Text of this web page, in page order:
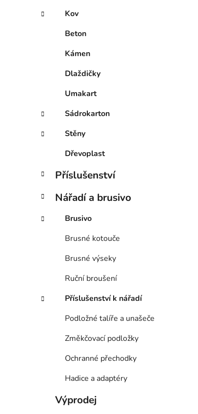
Kov
Beton
Kámen
Dlaždičky
Umakart
Sádrokarton
Stěny
Dřevoplast
Příslušenství
Nářadí a brusivo
Brusivo
Brusné kotouče
Brusné výseky
Ruční broušení
Příslušenství k nářadí
Podložné talíře a unašeče
Změkčovací podložky
Ochranné přechodky
Hadice a adaptéry
Výprodej